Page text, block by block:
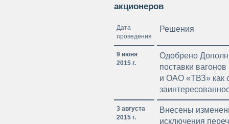
акционеров
Дата
проведения
Решения
9 июня
2015 г.
Одобрено
поставки
и ОАО «ТВЗ» как
3 августа
2015 г.
Внесены
исключения